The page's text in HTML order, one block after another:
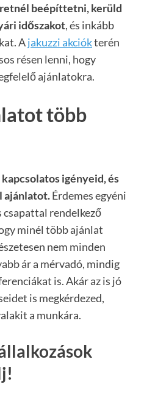
beépíttetni, kerüld
időszakot, és inkább
Ajakuzziakciókterén
résen lenni, hogy
ajánlatokra.
több
igényeid, és
ajánlatot.Érdemes egyéni
rendelkező
minél több ajánlat
nem minden
ár a mérvadó, mindig
is. Akár az is jó
is megkérdezed,
a munkára.